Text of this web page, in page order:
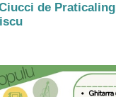
de